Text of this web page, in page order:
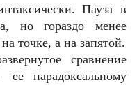
Пауза в
но гораздо менее
точке, а на запятой.
сравнение
парадоксальному